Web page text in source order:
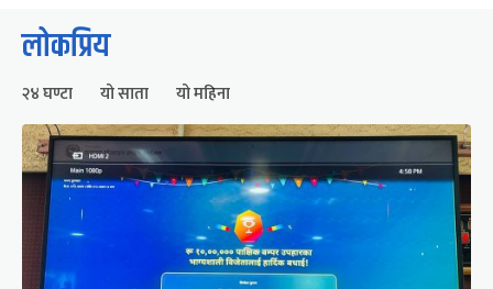
लोकप्रिय
२४ घण्टा यो साता यो महिना